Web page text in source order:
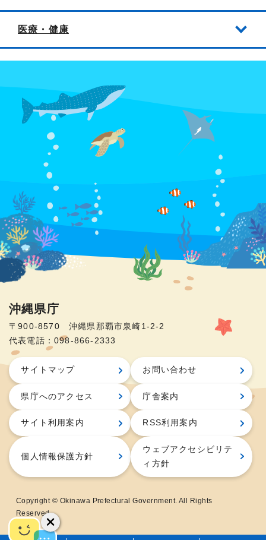
医療・健康
沖縄県庁
〒900-8570 沖縄県那覇市泉崎1-2-2
代表電話：098-866-2333
サイトマップ お問い合わせ
県庁へのアクセス 庁舎案内
サイト利用案内 RSS利用案内
個人情報保護方針
ウェブアクセシビリテ
ィ方針
Copyright © Okinawa Prefectural Government. All Rights
Reserved.